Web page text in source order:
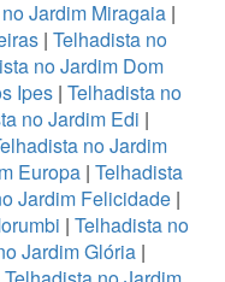
Jardim Miragaia |
| Telhadista no
no Jardim Dom
Ipes| Telhadista no
no Jardim Edi |
no Jardim
Europa| Telhadista
Jardim Felicidade |
| Telhadista no
Jardim Glória|